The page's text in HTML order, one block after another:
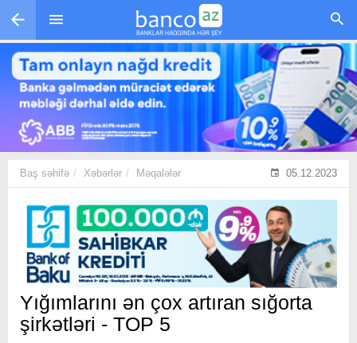
Skip to main content
Baş səhifə Xəbərlər Məqalələr 05.12.2023
Yığımlarını ən çox artıran sığorta
şirkətləri - TOP 5